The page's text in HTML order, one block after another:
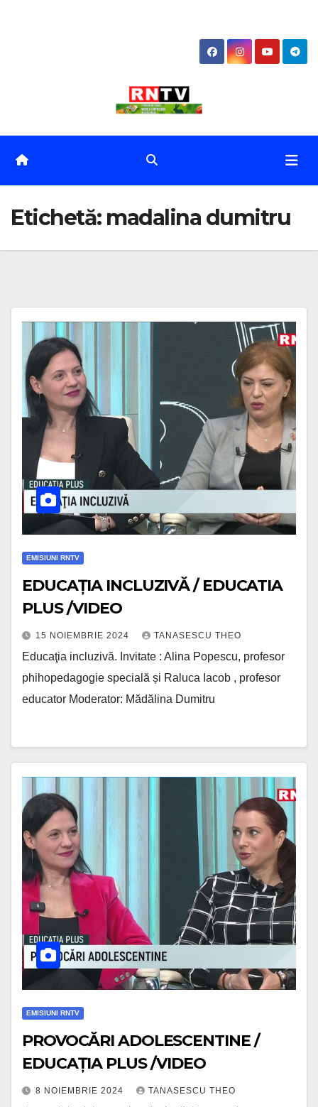
Etichetă: madalina dumitru
EMISIUNI RNTV
EDUCAȚIA INCLUZIVĂ / EDUCATIA
PLUS /VIDEO
15 NOIEMBRIE 2024 TANASESCU THEO
Educaţia incluzivă. Invitate : Alina Popescu, profesor
phihopedagogie specială și Raluca Iacob , profesor
educator Moderator: Mădălina Dumitru
EMISIUNI RNTV
PROVOCĂRI ADOLESCENTINE /
EDUCAŢIA PLUS /VIDEO
8 NOIEMBRIE 2024 TANASESCU THEO